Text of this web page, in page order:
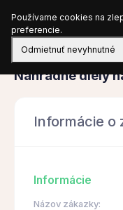
Obstarávanie
Náhradné diely
Informácie o
Informácie
Názov zákazky:
Používame cookies na
preferencie.
Odmietnuť nevyhnutné